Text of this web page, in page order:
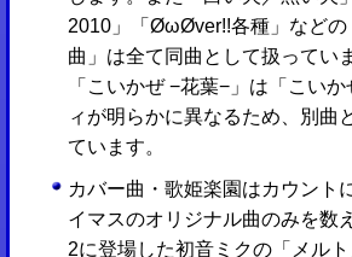
2010」「ØωØver!!各種」などの
曲」は全て同曲として扱ってい
「こいかぜ −花葉−」は「こい
ィが明らかに異なるため、別曲
ています。
カバー曲・歌姫楽園はカウント
イマスのオリジナル曲のみを数
2に登場した初音ミクの「メル